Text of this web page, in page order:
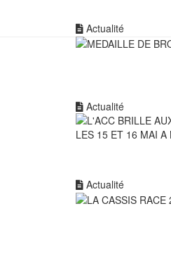
Actualité
Actualité
Actualité